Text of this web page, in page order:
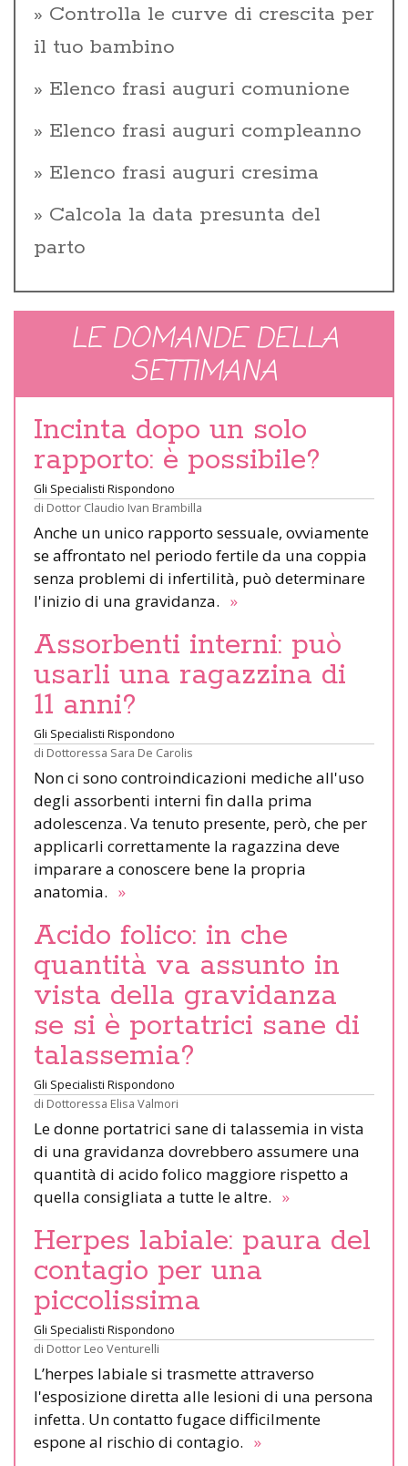
Controlla le curve di crescita per
il tuo bambino
Elenco frasi auguri comunione
Elenco frasi auguri compleanno
Elenco frasi auguri cresima
Calcola la data presunta del
parto
LE DOMANDE DELLA
SETTIMANA
Incinta dopo un solo
rapporto: è possibile?
Gli Specialisti Rispondono
di Dottor Claudio Ivan Brambilla
Anche un unico rapporto sessuale, ovviamente
se affrontato nel periodo fertile da una coppia
senza problemi di infertilità, può determinare
l'inizio di una gravidanza. »
Assorbenti interni: può
usarli una ragazzina di
11 anni?
Gli Specialisti Rispondono
di Dottoressa Sara De Carolis
Non ci sono controindicazioni mediche all'uso
degli assorbenti interni fin dalla prima
adolescenza. Va tenuto presente, però, che per
applicarli correttamente la ragazzina deve
imparare a conoscere bene la propria
anatomia. »
Acido folico: in che
quantità va assunto in
vista della gravidanza
se si è portatrici sane di
talassemia?
Gli Specialisti Rispondono
di Dottoressa Elisa Valmori
Le donne portatrici sane di talassemia in vista
di una gravidanza dovrebbero assumere una
quantità di acido folico maggiore rispetto a
quella consigliata a tutte le altre. »
Herpes labiale: paura del
contagio per una
piccolissima
Gli Specialisti Rispondono
di Dottor Leo Venturelli
L’herpes labiale si trasmette attraverso
l'esposizione diretta alle lesioni di una persona
infetta. Un contatto fugace difficilmente
espone al rischio di contagio. »